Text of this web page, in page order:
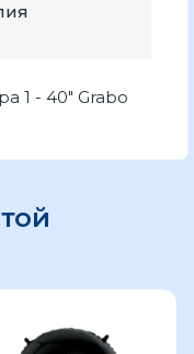
1 - 40" Grabo